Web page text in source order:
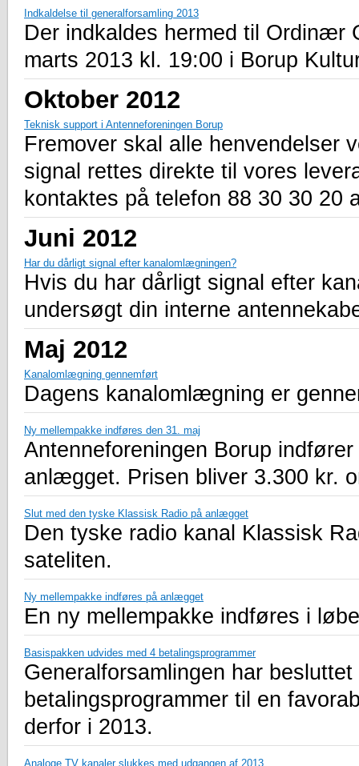
Indkaldelse til generalforsamling 2013
Der indkaldes hermed til Ordinær
marts 2013 kl. 19:00 i Borup
Oktober 2012
Teknisk support i Antenneforeningen Borup
Fremover skal alle henvendelser
signal rettes direkte til vores
kontaktes på telefon 88 30 30 20
Juni 2012
Har du dårligt signal efter kanalomlægningen?
Hvis du har dårligt signal efter
undersøgt din interne
Maj 2012
Kanalomlægning gennemført
Dagens kanalomlægning er
Ny mellempakke indføres den 31. maj
Antenneforeningen Borup
anlægget. Prisen bliver 3.300 kr.
Slut med den tyske Klassisk Radio på anlægget
Den tyske radio kanal Klassisk
sateliten.
Ny mellempakke indføres på anlægget
En ny mellempakke indføres i
Basispakken udvides med 4 betalingsprogrammer
Generalforsamlingen har
betalingsprogrammer til en
derfor i 2013.
Analoge TV kanaler slukkes med udgangen af 2013